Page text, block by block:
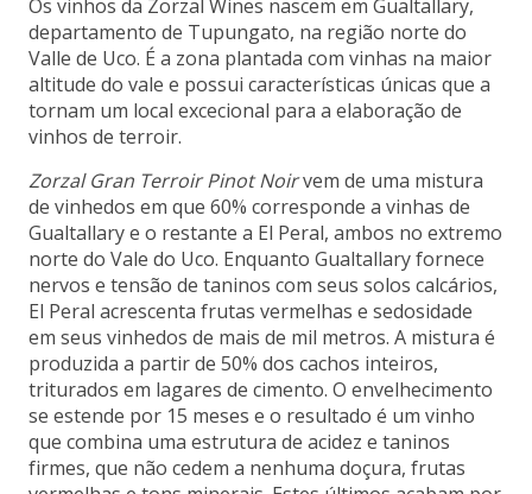
Os vinhos da Zorzal Wines nascem em Gualtallary,
departamento de Tupungato, na região norte do
Valle de Uco. É a zona plantada com vinhas na maior
altitude do vale e possui características únicas que a
tornam um local excecional para a elaboração de
vinhos de terroir.
Zorzal Gran Terroir Pinot Noirvem de uma mistura
de vinhedos em que 60% corresponde a vinhas de
Gualtallary e o restante a El Peral, ambos no extremo
norte do Vale do Uco. Enquanto Gualtallary fornece
nervos e tensão de taninos com seus solos calcários,
El Peral acrescenta frutas vermelhas e sedosidade
em seus vinhedos de mais de mil metros. A mistura é
produzida a partir de 50% dos cachos inteiros,
triturados em lagares de cimento. O envelhecimento
se estende por 15 meses e o resultado é um vinho
que combina uma estrutura de acidez e taninos
firmes, que não cedem a nenhuma doçura, frutas